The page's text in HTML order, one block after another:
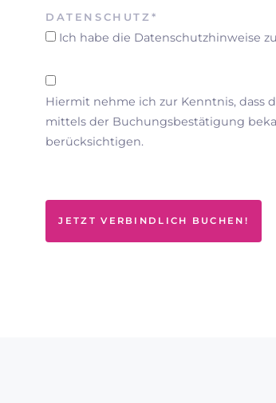
PFLICHTFELD
DATENSCHUTZ *
Ich habe die Datenschutzhinweise
Hiermit nehme ich zur Kenntnis, dass
mittels der Buchungsbestätigung
berücksichtigen.
JETZT VERBINDLICH BUCHEN!